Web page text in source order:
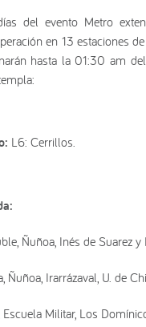
del evento Metro
en 13 estaciones
hasta la 01:30 am
L6: Cerrillos.
Ñuñoa, Inés de Suarez y
Ñuñoa, Irarrázaval, U. de
Militar, Los